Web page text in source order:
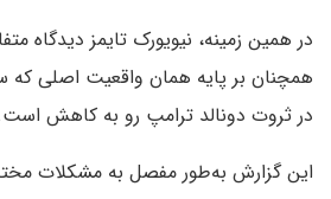
در همین زمینه، نیویورک تایمز دیدگاه
همچنان بر پایه همان واقعیت اصلی که
در ثروت دونالد ترامپ رو به کاهش
این گزارش به‌طور مفصل به مشکلات